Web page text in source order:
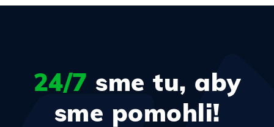
24/7 sme tu, aby
sme pomohli!